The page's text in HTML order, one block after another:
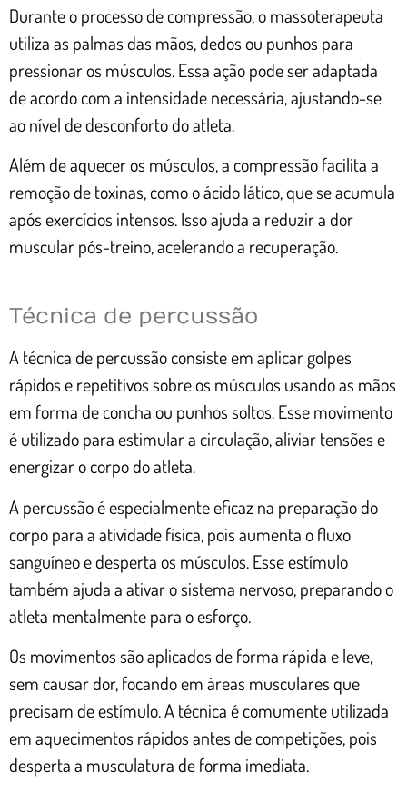
Durante o processo de compressão, o massoterapeuta
utiliza as palmas das mãos, dedos ou punhos para
pressionar os músculos. Essa ação pode ser adaptada
de acordo com a intensidade necessária, ajustando-se
ao nível de desconforto do atleta.
Além de aquecer os músculos, a compressão facilita a
remoção de toxinas, como o ácido lático, que se acumula
após exercícios intensos. Isso ajuda a reduzir a dor
muscular pós-treino, acelerando a recuperação.
Técnica de percussão
A técnica de percussão consiste em aplicar golpes
rápidos e repetitivos sobre os músculos usando as mãos
em forma de concha ou punhos soltos. Esse movimento
é utilizado para estimular a circulação, aliviar tensões e
energizar o corpo do atleta.
A percussão é especialmente eficaz na preparação do
corpo para a atividade física, pois aumenta o fluxo
sanguíneo e desperta os músculos. Esse estímulo
também ajuda a ativar o sistema nervoso, preparando o
atleta mentalmente para o esforço.
Os movimentos são aplicados de forma rápida e leve,
sem causar dor, focando em áreas musculares que
precisam de estímulo. A técnica é comumente utilizada
em aquecimentos rápidos antes de competições, pois
desperta a musculatura de forma imediata.